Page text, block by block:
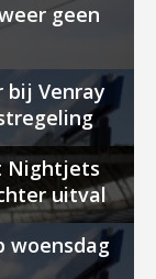
geen
bij Venray
Nightjets
uitval
woensdag